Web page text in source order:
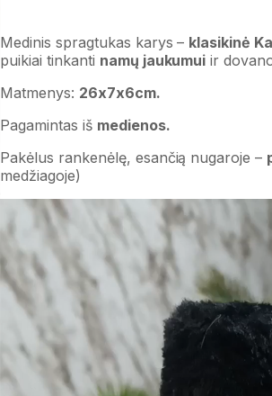
Medinis spragtukas karys – klasikinė
puikiai tinkanti namų jaukumui ir
Matmenys: 26x7x6cm.
Pagamintas iš medienos.
Pakėlus rankenėlę, esančią nugaroje –
medžiagoje)
Video
grotuvas